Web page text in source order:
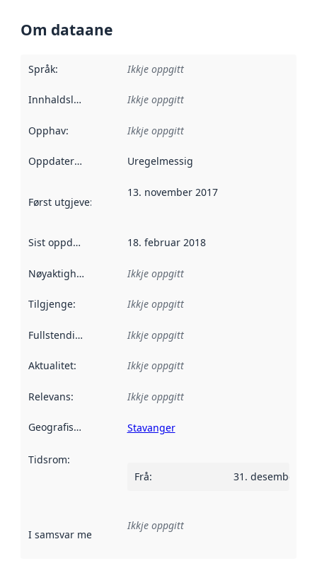
Om dataane
Språk: Ikkje oppgitt
Innhaldsleverandørar :
Ikkje oppgitt
Opphav: Ikkje oppgitt
Oppdateringsfrekvens :
Uregelmessig
Først utgjeve:
13. november 2017
Sist oppdatert 18. februar 2018
Nøyaktigheit Ikkje oppgitt
Tilgjenge: Ikkje oppgitt
Fullstendigheit Ikkje oppgitt
Aktualitet: Ikkje oppgitt
Relevans: Ikkje oppgitt
Geografisk område Stavanger
Tidsrom:
Frå: 31. desember
I samsvar med Referanse til ei implementeringsregel eller
Ikkje oppgitt